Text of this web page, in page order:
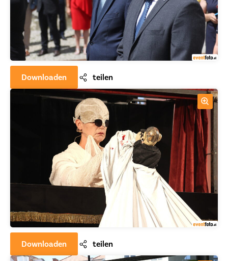
Downloaden teilen
Downloaden teilen